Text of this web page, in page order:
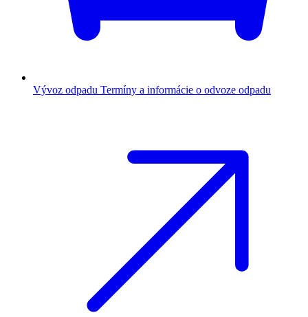
Vývoz odpadu Termíny a informácie o odvoze odpadu